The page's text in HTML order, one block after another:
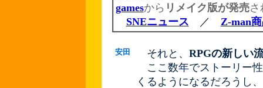
gamesから リメイク版が発売さ
SNEニュース ／ Z-man
安田 それと、 RPGの新しい
ここ数年でストーリー
くるようになるだろうし